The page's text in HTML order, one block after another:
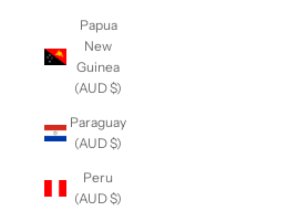
Papua
New
Guinea
(AUD $)
Paraguay
(AUD $)
Peru
(AUD $)